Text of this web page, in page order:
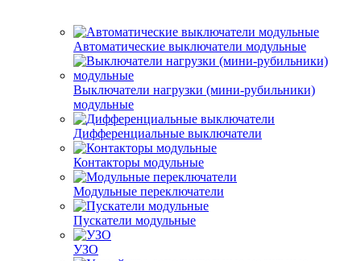
Автоматические выключатели модульные
Выключатели нагрузки (мини-рубильники)
модульные
Дифференциальные выключатели
Контакторы модульные
Модульные переключатели
Пускатели модульные
УЗО